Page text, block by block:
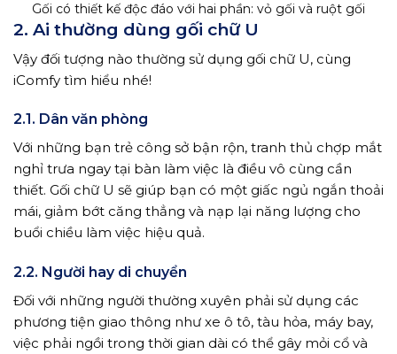
Gối có thiết kế độc đáo với hai phần: vỏ gối và ruột gối
2. Ai thường dùng gối chữ U
Vậy đối tượng nào thường sử dụng gối chữ U, cùng
iComfy tìm hiểu nhé!
2.1. Dân văn phòng
Với những bạn trẻ công sở bận rộn, tranh thủ chợp mắt
nghỉ trưa ngay tại bàn làm việc là điều vô cùng cần
thiết. Gối chữ U sẽ giúp bạn có một giấc ngủ ngắn thoải
mái, giảm bớt căng thẳng và nạp lại năng lượng cho
buổi chiều làm việc hiệu quả.
2.2. Người hay di chuyển
Đối với những người thường xuyên phải sử dụng các
phương tiện giao thông như xe ô tô, tàu hỏa, máy bay,
việc phải ngồi trong thời gian dài có thể gây mỏi cổ và